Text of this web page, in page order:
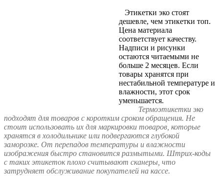
Этикетки эко стоят
дешевле, чем этикетки топ.
Цена материала
соответствует качеству.
Надписи и рисунки
остаются читаемыми не
больше 2 месяцев. Если
товары хранятся при
нестабильной температуре и
влажности, этот срок
уменьшается.
Термоэтикетки эко
подходят для товаров с коротким сроком обращения. Не
стоит использовать их для маркировки товаров, которые
хранятся в холодильнике или подвергаются глубокой
заморозке. От перепадов температуры и влажности
изображения быстро становится размытыми. Штрих-коды
с таких этикеток плохо считывают сканеры, что
затрудняет обслуживание покупателей на кассе.